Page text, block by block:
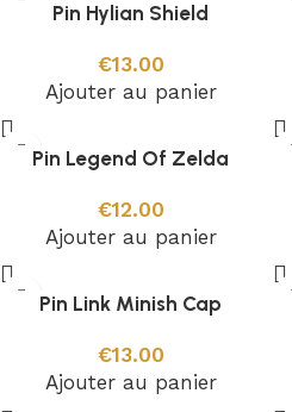
Pin Hylian Shield
€13.00
Ajouter au panier
Pin Legend Of Zelda
€12.00
Ajouter au panier
Pin Link Minish Cap
€13.00
Ajouter au panier